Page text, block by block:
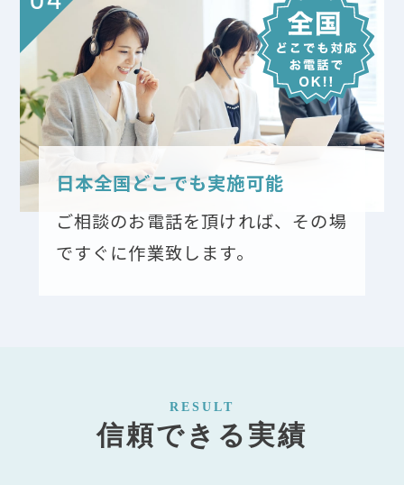
日本全国どこでも実施可能
ご相談のお電話を頂ければ、その場
ですぐに作業致します。
RESULT
信頼できる実績